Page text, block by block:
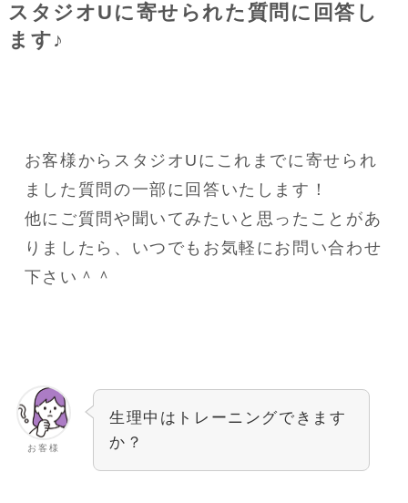
スタジオUに寄せられた質問に回答し
ます♪
お客様からスタジオUにこれまでに寄せられ
ました質問の一部に回答いたします！
他にご質問や聞いてみたいと思ったことがあ
りましたら、いつでもお気軽にお問い合わせ
下さい＾＾
お客様
生理中はトレーニングできます
か？